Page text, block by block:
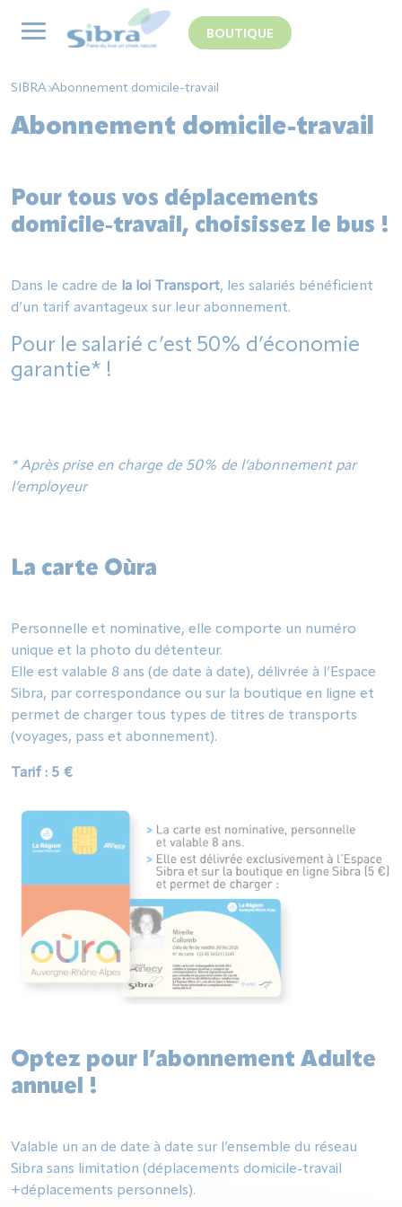
BOUTIQUE
SIBRA Abonnement domicile-travail
Abonnement domicile-travail
Pour tous vos déplacements
domicile-travail, choisissez le bus !
Dans le cadre de la loi Transport, les salariés bénéficient
d’un tarif avantageux sur leur abonnement.
Pour le salarié c’est 50% d’économie
garantie* !
* Après prise en charge de 50% de l’abonnement par
l’employeur
La carte Oùra
Personnelle et nominative, elle comporte un numéro
unique et la photo du détenteur.
Elle est valable 8 ans (de date à date), délivrée à l’Espace
Sibra, par correspondance ou sur la boutique en ligne et
permet de charger tous types de titres de transports
(voyages, pass et abonnement).
Tarif : 5 €
Optez pour l’abonnement Adulte
annuel !
Valable un an de date à date sur l’ensemble du réseau
Sibra sans limitation (déplacements domicile-travail
+déplacements personnels).
Panneau de gestion des cookies